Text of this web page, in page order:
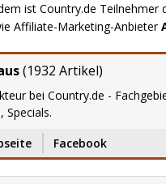
ist Country.de
Affiliate-Marketing-Anbieter
(1932 Artikel)
bei Country.de -
Specials.
Facebook